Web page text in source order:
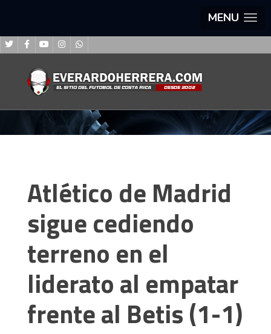
MENU
Atlético de Madrid
sigue cediendo
terreno en el
liderato al empatar
frente al Betis (1-1)